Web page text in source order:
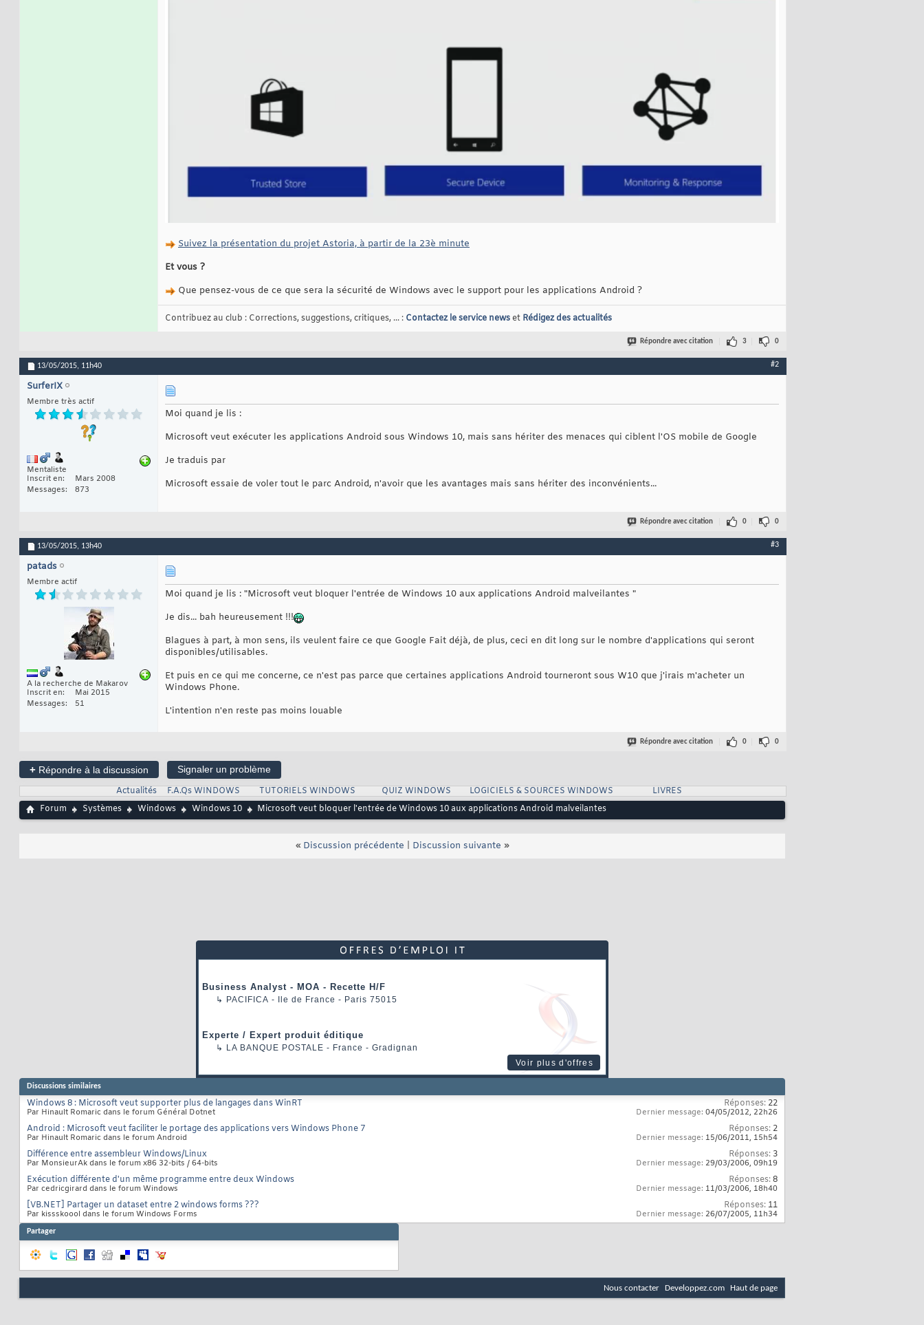
Suivez la présentation du projet Astoria, à partir de la 23è minute
Et vous ?
Que pensez-vous de ce que sera la sécurité de Windows avec le support pour les applications Android ?
Contribuez au club : Corrections, suggestions, critiques, ... : Contactez le service newset Rédigez des actualités
Répondre avec citation 3 0
13/05/2015, 11h40 #2
SurferIX
Membre très actif
Mentaliste
Inscrit en
Mars 2008
Messages
873
Moi quand je lis :
Microsoft veut exécuter les applications Android sous Windows 10, mais sans hériter des menaces qui ciblent l'OS mobile de Google
Je traduis par
Microsoft essaie de voler tout le parc Android, n'avoir que les avantages mais sans hériter des inconvénients...
Répondre avec citation 0 0
13/05/2015, 13h40 #3
patads
Membre actif
A la recherche de Makarov
Inscrit en
Mai 2015
Messages
51
Moi quand je lis : "Microsoft veut bloquer l'entrée de Windows 10 aux applications Android malveilantes "
Je dis... bah heureusement !!!
Blagues à part, à mon sens, ils veulent faire ce que Google Fait déjà, de plus, ceci en dit long sur le nombre d'applications qui seront
disponibles/utilisables.
Et puis en ce qui me concerne, ce n'est pas parce que certaines applications Android tourneront sous W10 que j'irais m'acheter un
Windows Phone.
L'intention n'en reste pas moins louable
Répondre avec citation 0 0
+ Répondre à la discussion
Signaler un problème
Actualités
F.A.Qs WINDOWS TUTORIELS WINDOWS QUIZ WINDOWS LOGICIELS & SOURCES WINDOWS
LIVRES
Forum
Systèmes Windows Windows 10 Microsoft veut bloquer l'entrée de Windows 10 aux applications Android malveilantes
« Discussion précédente Discussion suivante »
Business Analyst - MOA - Recette H/F
↳ PACIFICA - Ile de France - Paris 75015
Experte / Expert produit éditique
↳ LA BANQUE POSTALE - France - Gradignan
Voir plus d'offres
Discussions similaires
Windows 8 : Microsoft veut supporter plus de langages dans WinRT
Par Hinault Romaric dans le forum Général Dotnet
Réponses: 22
Dernier message: 04/05/2012, 22h26
Android : Microsoft veut faciliter le portage des applications vers Windows Phone 7
Par Hinault Romaric dans le forum Android
Réponses: 2
Dernier message: 15/06/2011, 15h54
Différence entre assembleur Windows/Linux
Par MonsieurAk dans le forum x86 32-bits / 64-bits
Réponses: 3
Dernier message: 29/03/2006, 09h19
Exécution différente d'un même programme entre deux Windows
Par cedricgirard dans le forum Windows
Réponses:8
Dernier message: 11/03/2006, 18h40
[VB.NET] Partager un dataset entre 2 windows forms ???
Par kissskoool dans le forum Windows Forms
Réponses: 11
Dernier message: 26/07/2005, 11h34
Partager
Nous contacter Developpez.com Haut de page